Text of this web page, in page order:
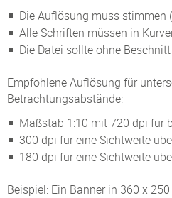
Die Auflösung muss stimmen
Alle Schriften müssen in
Die Datei sollte ohne
Empfohlene Auflösung für
Betrachtungsabstände:
Maßstab 1:10 mit 720 dpi für
300 dpi für eine Sichtweite
180 dpi für eine Sichtweite
Beispiel: Ein Banner in 360 x